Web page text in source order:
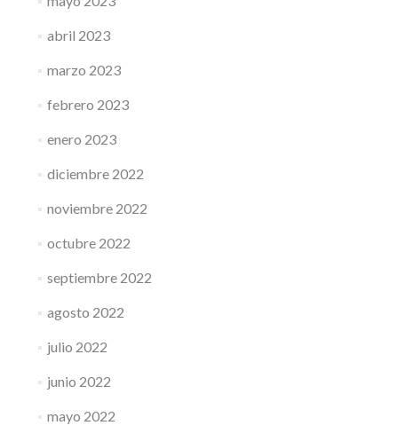
abril 2023
marzo 2023
febrero 2023
enero 2023
diciembre 2022
noviembre 2022
octubre 2022
septiembre 2022
agosto 2022
julio 2022
junio 2022
mayo 2022